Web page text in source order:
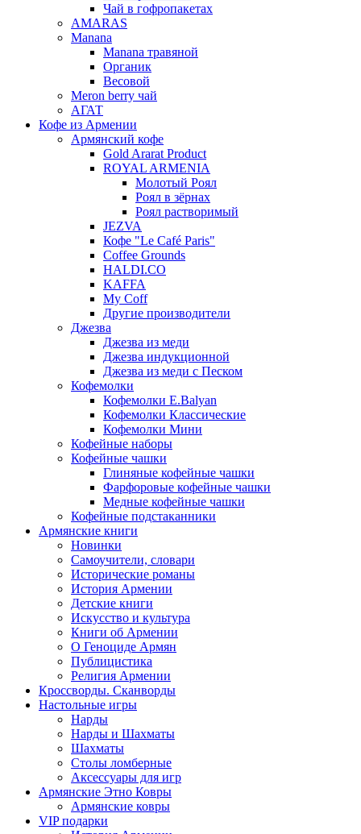
Чай в гофропакетах
AMARAS
Manana
Manana травяной
Органик
Весовой
Meron berry чай
АГАТ
Кофе из Армении
Армянский кофе
Gold Ararat Product
ROYAL ARMENIA
Молотый Роял
Роял в зёрнах
Роял растворимый
JEZVA
Кофе "Le Café Paris"
Coffee Grounds
HALDI.CO
KAFFA
My Coff
Другие производители
Джезва
Джезва из меди
Джезва индукционной
Джезва из меди с Песком
Кофемолки
Кофемолки E.Balyan
Кофемолки Классические
Кофемолки Мини
Кофейные наборы
Кофейные чашки
Глиняные кофейные чашки
Фарфоровые кофейные чашки
Медные кофейные чашки
Кофейные подстаканники
Армянские книги
Новинки
Самоучители, словари
Исторические романы
История Армении
Детские книги
Иcкусство и культура
Книги об Армении
О Геноциде Армян
Публицистика
Религия Армении
Кроссворды. Сканворды
Настольные игры
Нарды
Нарды и Шахматы
Шахматы
Столы ломберные
Аксессуары для игр
Армянские Этно Ковры
Армянские ковры
VIP подарки